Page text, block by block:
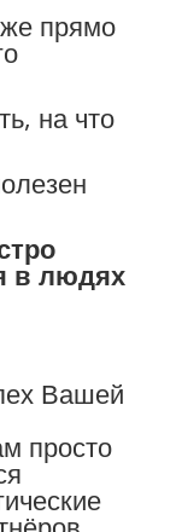
прямо
на что
в людях
Вашей
просто